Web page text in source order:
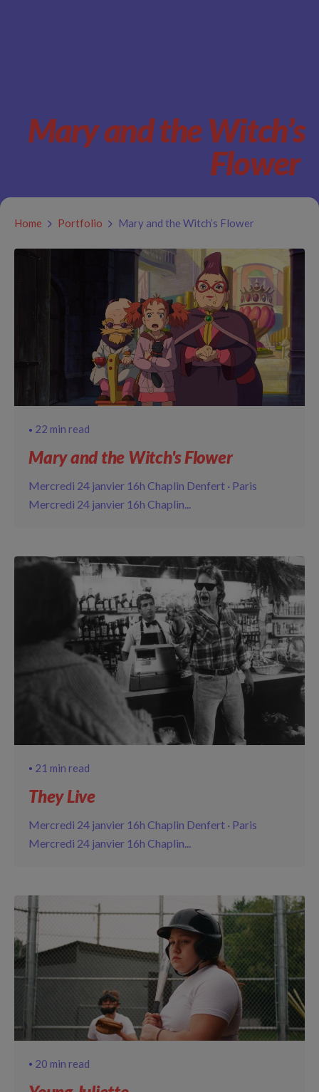
Mary and the Witch’s
Flower
Home Portfolio Mary and the Witch’s Flower
22 min read
Mary and the Witch's Flower
Mercredi 24 janvier 16h Chaplin Denfert · Paris
Mercredi 24 janvier 16h Chaplin...
21 min read
They Live
Mercredi 24 janvier 16h Chaplin Denfert · Paris
Mercredi 24 janvier 16h Chaplin...
20 min read